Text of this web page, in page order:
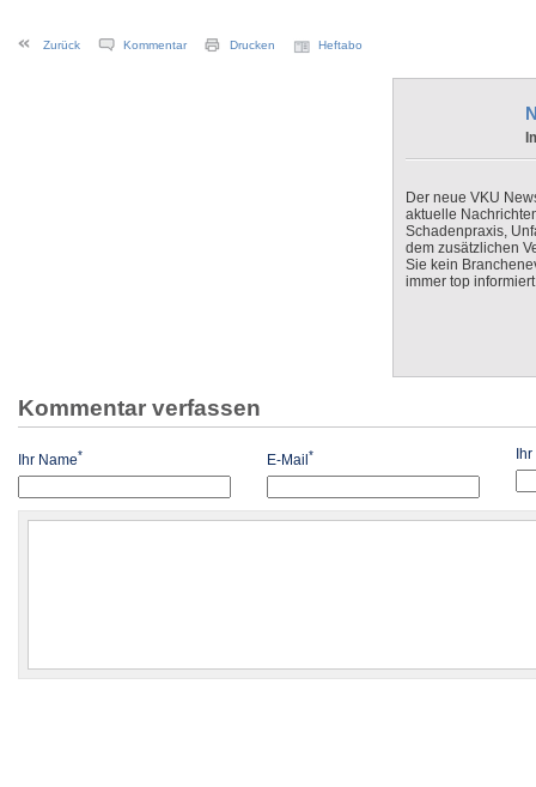
Zurück Kommentar Drucken Heftabo
Der neue VKU
aktuelle
Schadenpraxis,
dem zusätzlichen
Sie kein
immer top
Kommentar verfassen
Ihr Name* E-Mail *